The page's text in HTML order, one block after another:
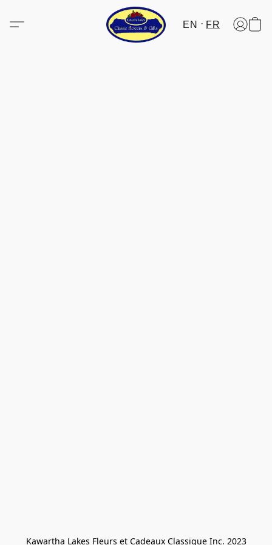
EN FR
Kawartha Lakes Fleurs et Cadeaux Classique Inc. 2023